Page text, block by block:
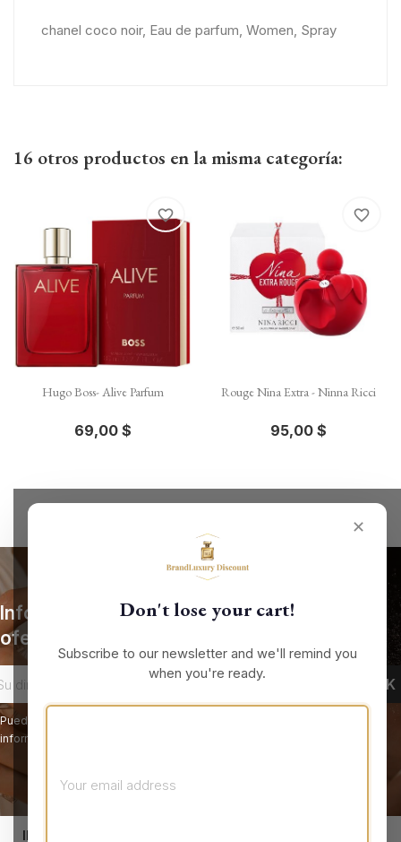
chanel coco noir, Eau de parfum, Women, Spray
16 otros productos en la misma categoría:
Hugo Boss- Alive Parfum
69,00 $
favorite_border
Rouge Nina Extra - Ninna Ricci
95,00 $
favorite_border
✕
Don't lose your cart!
Subscribe to our newsletter and we'll remind you
when you're ready.
Infórmese de nuestras últimas noticias y
ofertas especiales
Puede darse de baja en cualquier momento. Para ello, consulte nuestra
información de contacto en el aviso legal.
INFORMACIÓN DE LA TIENDA